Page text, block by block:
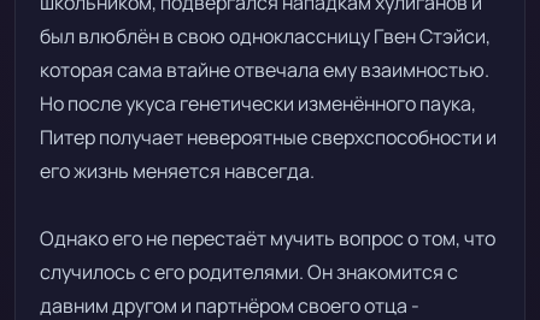
был влюблён в свою одноклассницу Гвен Стэйси,
которая сама втайне отвечала ему взаимностью.
Но после укуса генетически изменённого паука,
Питер получает невероятные сверхспособности и
его жизнь меняется навсегда.
Однако его не перестаёт мучить вопрос о том, что
случилось с его родителями. Он знакомится с
давним другом и партнёром своего отца -